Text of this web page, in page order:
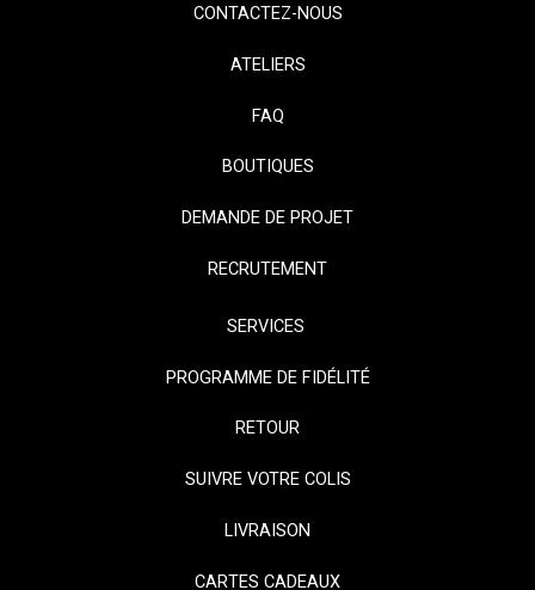
CONTACTEZ-NOUS
ATELIERS
FAQ
BOUTIQUES
DEMANDE DE PROJET
RECRUTEMENT
SERVICES
PROGRAMME DE FIDÉLITÉ
RETOUR
SUIVRE VOTRE COLIS
LIVRAISON
CARTES CADEAUX